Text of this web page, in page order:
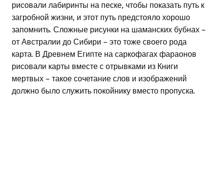
рисовали лабиринты на песке, чтобы показать путь к
загробной жизни, и этот путь предстояло хорошо
запомнить. Сложные рисунки на шаманских бубнах –
от Австралии до Сибири – это тоже своего рода
карта. В Древнем Египте на саркофагах фараонов
рисовали карты вместе с отрывками из Книги
мертвых – такое сочетание слов и изображений
должно было служить покойнику вместо пропуска.